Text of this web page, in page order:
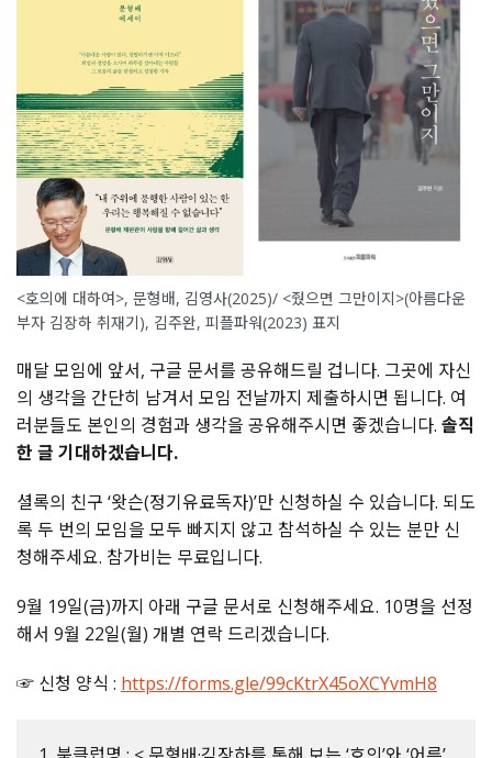
<호의에 대하여>, 문형배, 김영사(2025)/ <줬으면 그만이지>(아름다운
부자 김장하 취재기), 김주완, 피플파워(2023) 표지
매달 모임에 앞서, 구글 문서를 공유해드릴 겁니다. 그곳에 자신
의 생각을 간단히 남겨서 모임 전날까지 제출하시면 됩니다. 여
러분들도 본인의 경험과 생각을 공유해주시면 좋겠습니다. 솔직
한 글 기대하겠습니다.
셜록의 친구 ‘왓슨(정기유료독자)’만 신청하실 수 있습니다. 되도
록 두 번의 모임을 모두 빠지지 않고 참석하실 수 있는 분만 신
청해주세요. 참가비는 무료입니다.
9월 19일(금)까지 아래 구글 문서로 신청해주세요. 10명을 선정
해서 9월 22일(월) 개별 연락 드리겠습니다.
☞ 신청 양식 : https://forms.gle/99cKtrX45oXCYvmH8